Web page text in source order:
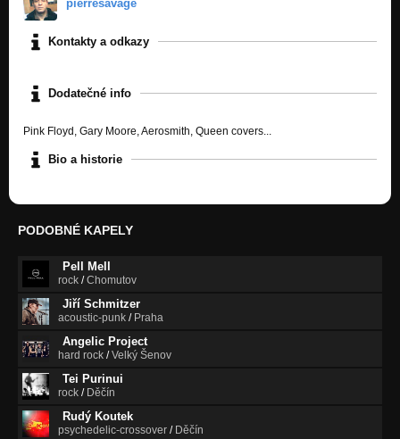
pierresavage
Kontakty a odkazy
Dodatečné info
Pink Floyd, Gary Moore, Aerosmith, Queen covers...
Bio a historie
PODOBNÉ KAPELY
Pell Mell
rock /Chomutov
Jiří Schmitzer
acoustic-punk / Praha
Angelic Project
hard rock /Velký Šenov
Tei Purinui
rock / Děčín
Rudý Koutek
psychedelic-crossover / Děčín